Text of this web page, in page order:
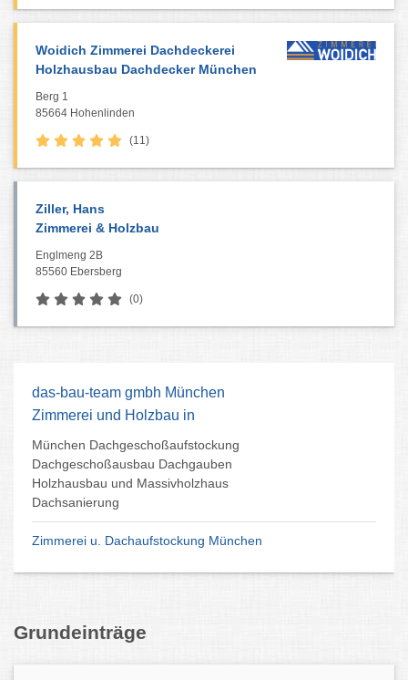
Woidich Zimmerei Dachdeckerei
Holzhausbau Dachdecker München
Berg 1
85664 Hohenlinden
(11)
Ziller, Hans
Zimmerei & Holzbau
Englmeng 2B
85560 Ebersberg
(0)
das-bau-team gmbh München
Zimmerei und Holzbau in
München Dachgeschoßaufstockung
Dachgeschoßausbau Dachgauben
Holzhausbau und Massivholzhaus
Dachsanierung
Zimmerei u. Dachaufstockung München
Grundeinträge